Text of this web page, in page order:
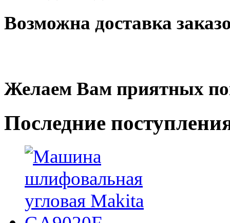
Возможна доставка
Желаем Вам приятных
Последние